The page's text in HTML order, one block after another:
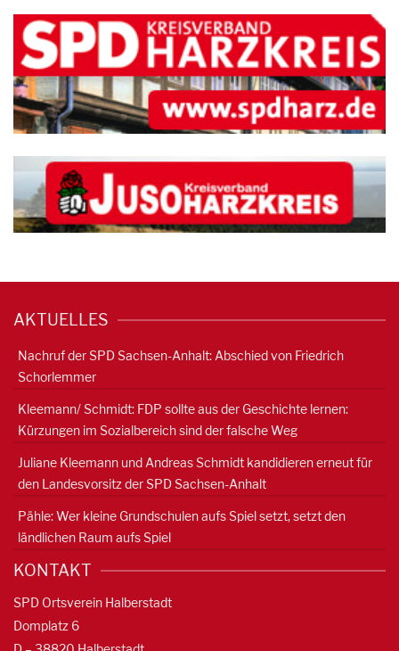
AKTUELLES
Nachruf der SPD Sachsen-Anhalt: Abschied von Friedrich
Schorlemmer
Kleemann/ Schmidt: FDP sollte aus der Geschichte lernen:
Kürzungen im Sozialbereich sind der falsche Weg
Juliane Kleemann und Andreas Schmidt kandidieren erneut für
den Landesvorsitz der SPD Sachsen-Anhalt
Pähle: Wer kleine Grundschulen aufs Spiel setzt, setzt den
ländlichen Raum aufs Spiel
KONTAKT
SPD Ortsverein Halberstadt
Domplatz 6